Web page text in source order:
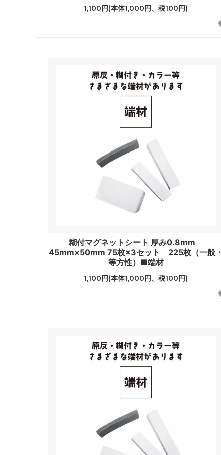
1,100円(本体1,000円、税100円)
糊付マグネットシート 厚み0.8mm
45mm×50mm 75枚×3セット 225枚（一般・
等方性）■端材
1,100円(本体1,000円、税100円)